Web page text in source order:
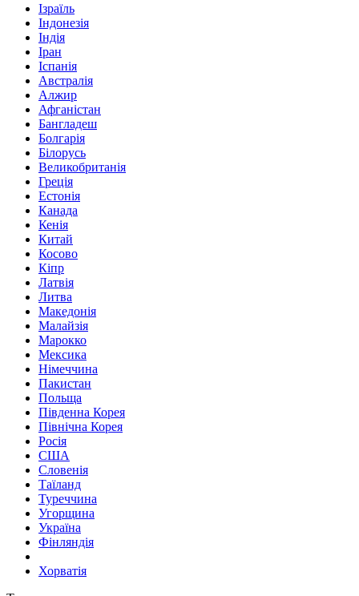
Ізраїль
Індонезія
Індія
Іран
Іспанія
Австралія
Алжир
Афганістан
Бангладеш
Болгарія
Білорусь
Великобританія
Греція
Естонія
Канада
Кенія
Китай
Косово
Кіпр
Латвія
Литва
Македонія
Малайзія
Марокко
Мексика
Німеччина
Пакистан
Польща
Південна Корея
Північна Корея
Росія
США
Словенія
Таїланд
Туреччина
Угорщина
Україна
Фінляндія
Хорватія